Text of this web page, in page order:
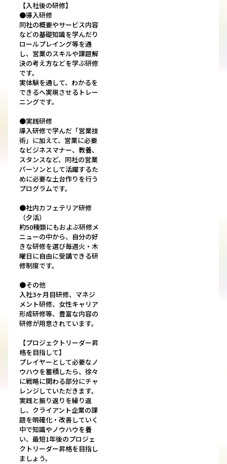
【入社後の研修】
●導入研修
同社の概要やサービス内容
などの基礎知識を学んだり
ロールプレイング等を通
し、営業のスキルや課題解
決の考え方などを学ぶ研修
です。
実体験を通して、わかるを
できるへ実現させるトレー
ニングです。
●実践研修
導入研修で学んだ「営業技
術」に加えて、営業に必要
なビジネスマナー、教養、
スタンスなど、同社の営業
パーソンとして活躍するた
めに必要な土台作りを行う
プログラムです。
●社内カフェテリア研修
（夕活）
約50種類にもおよぶ研修メ
ニューの中から、自分の好
きな研修を選び毎週火・木
曜日に自由に受講できる研
修制度です。
●その他
入社3ヶ月目研修、マネジ
メント研修、女性キャリア
形成研修等、豊富な内容の
研修が用意されています。
【プロジェクトリーダー昇
格を目指して】
プレイヤーとして必要なノ
ウハウを蓄積したら、徐々
に戦略に関わる部分にチャ
レンジしていただきます。
実践と振り返りを繰り返
し、クライアント企業の課
題を明確化・改善していく
中で知識やノウハウを養
い、最短1年後のプロジェ
クトリーダー昇格を目指し
ましょう。